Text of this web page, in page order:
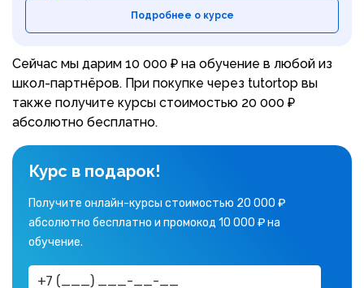
Подробнее о курсе
Сейчас мы дарим 10 000 ₽ на обучение в любой из
школ-партнёров. При покупке через tutortop вы
также получите курсы стоимостью 20 000 ₽
абсолютно бесплатно.
Курс в подарок!
Получите онлайн-курсы стоимостью 20 000 ₽
абсолютно бесплатно и промокод 10 000 ₽ на
обучение.